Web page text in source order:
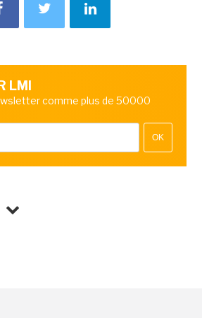
LMI
comme plus de 50000
OK